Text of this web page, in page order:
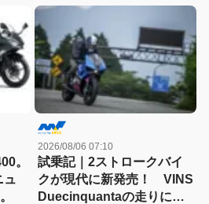
。
ュ
2026/08/06 07:10
試乗記｜2ストロークバイ
クが現代に新発売！ VINS
Duecinquantaの走りに大